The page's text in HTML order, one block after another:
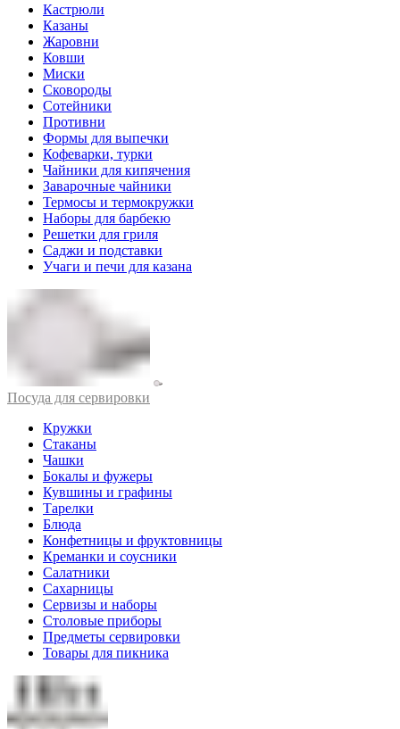
Кастрюли
Казаны
Жаровни
Ковши
Миски
Сковороды
Сотейники
Противни
Формы для выпечки
Кофеварки, турки
Чайники для кипячения
Заварочные чайники
Термосы и термокружки
Наборы для барбекю
Решетки для гриля
Саджи и подставки
Учаги и печи для казана
Посуда для сервировки
Кружки
Стаканы
Чашки
Бокалы и фужеры
Кувшины и графины
Тарелки
Блюда
Конфетницы и фруктовницы
Креманки и соусники
Салатники
Сахарницы
Сервизы и наборы
Столовые приборы
Предметы сервировки
Товары для пикника